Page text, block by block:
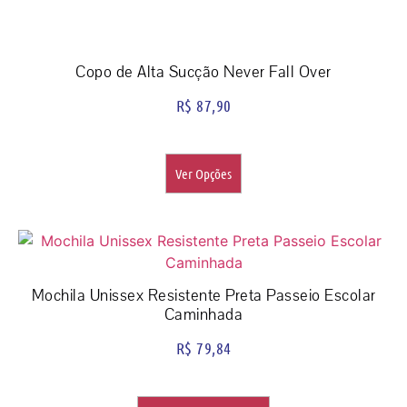
Copo de Alta Sucção Never Fall Over
R$ 87,90
Ver Opções
Mochila Unissex Resistente Preta Passeio Escolar
Caminhada
R$ 79,84